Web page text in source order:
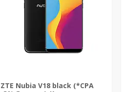
ZTE Nubia V18 black (*CPA